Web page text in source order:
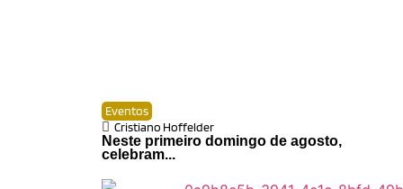
Eventos
Cristiano Hoffelder
Neste primeiro domingo de agosto,
celebram...